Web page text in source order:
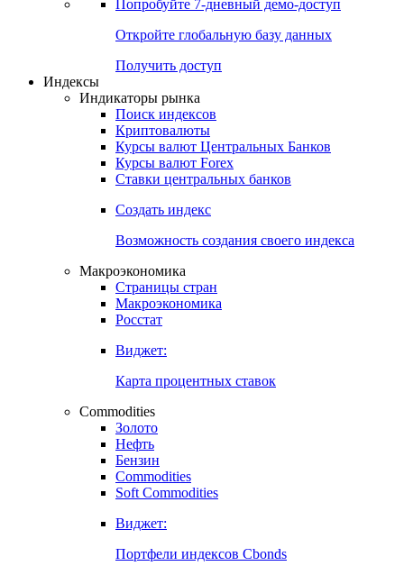
Попробуйте 7-дневный демо-доступ
Откройте глобальную базу данных
Получить доступ
Индексы
Индикаторы рынка
Поиск индексов
Криптовалюты
Курсы валют Центральных Банков
Курсы валют Forex
Ставки центральных банков
Создать индекс
Возможность создания своего индекса
Макроэкономика
Страницы стран
Макроэкономика
Росстат
Виджет:
Карта процентных ставок
Commodities
Золото
Нефть
Бензин
Commodities
Soft Commodities
Виджет:
Портфели индексов Cbonds